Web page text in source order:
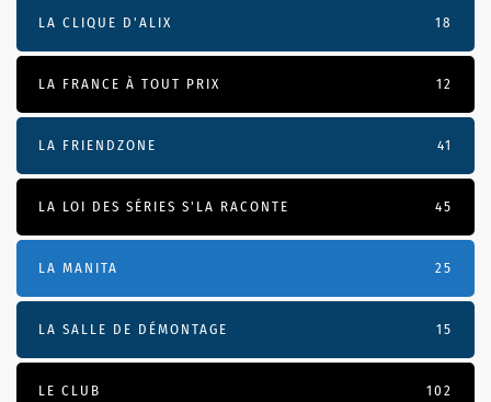
LA CLIQUE D'ALIX 18
LA FRANCE À TOUT PRIX 12
LA FRIENDZONE 41
LA LOI DES SÉRIES S'LA RACONTE 45
LA MANITA 25
LA SALLE DE DÉMONTAGE 15
LE CLUB 102